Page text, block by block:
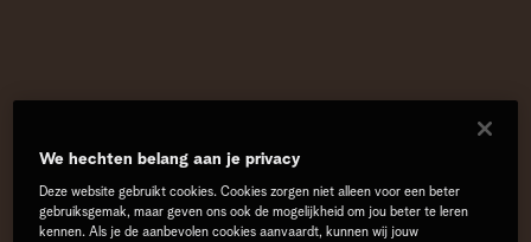
We hechten belang aan je privacy
Deze website gebruikt cookies. Cookies zorgen niet alleen voor een beter
gebruiksgemak, maar geven ons ook de mogelijkheid om jou beter te leren
kennen. Als je de aanbevolen cookies aanvaardt, kunnen wij jouw